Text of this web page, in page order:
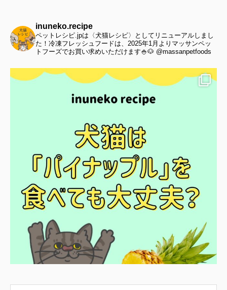
inuneko.recipe
ペットレシピ.jpは〈犬猫レシピ〉としてリニューアルしまし
た！冷凍フレッシュフードは、2025年1月よりマッサンペッ
トフーズでお買い求めいただけます🍚🐶 @massanpetfoods